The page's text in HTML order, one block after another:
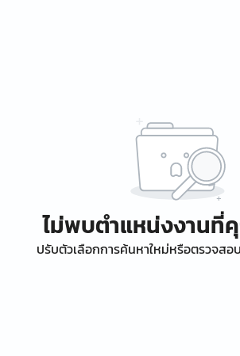
ไม่พบตำแหน่งงานที่
ปรับตัวเลือกการค้นหาใหม่หรือตรวจส